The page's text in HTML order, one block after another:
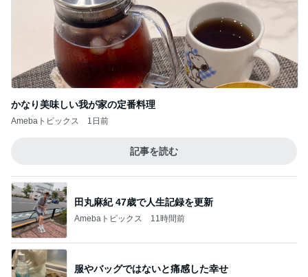
かなり美味しい我が家の定番料理
Amebaトピックス 1日前
記事を読む
田丸麻紀 47歳で人生記録を更新
Amebaトピックス 11時間前
服やバッグではないと痛感した幸せ